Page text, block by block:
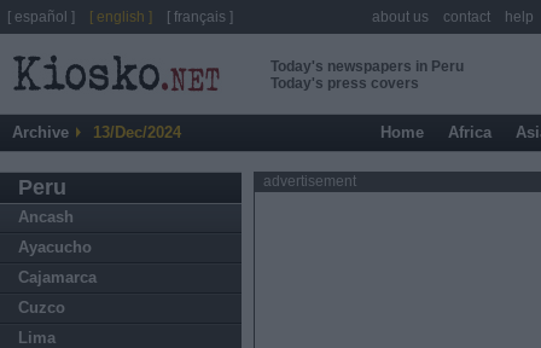
Today's newspapers in Peru
Today's press covers
Archive 13/Dec/2024 Home Africa
Peru
Ancash
Ayacucho
Cajamarca
Cuzco
Lima
advertisement
[ español ] [ english ] [ français ] about us contact help